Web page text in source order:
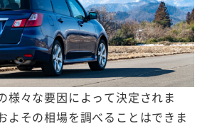
様々な要因によって決定されま
よその相場を調べることはできま